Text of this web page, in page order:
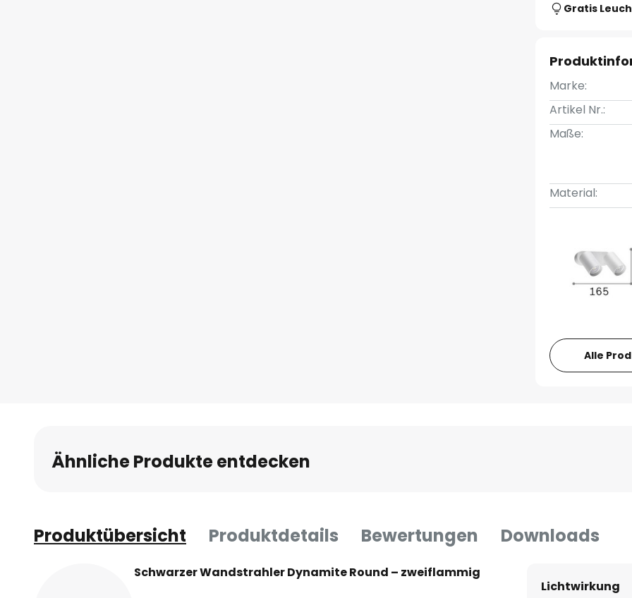
Gratis
Marke:
Artikel Nr.:
Maße:
Material:
Alle
Ähnliche Produkte entdecken
Produktübersicht Produktdetails Bewertungen Downloads
Schwarzer Wandstrahler Dynamite Round – zweiflammig
Lichtwirkung